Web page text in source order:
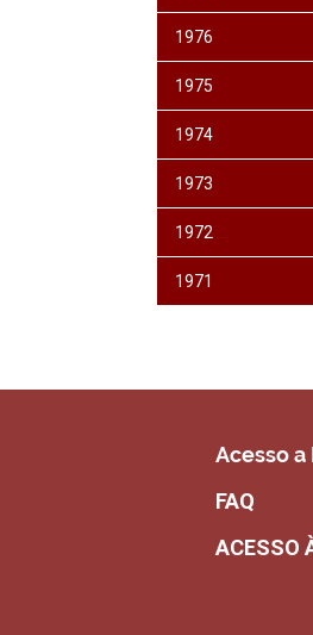
1976
1975
1974
1973
1972
1971
Acesso
FAQ
ACESSO